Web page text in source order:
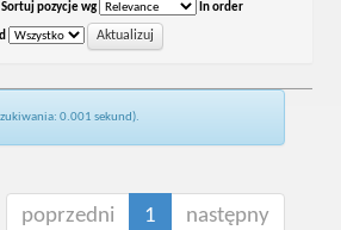
Sortuj pozycje wg In order
0.001 sekund).
poprzedni 1 następny